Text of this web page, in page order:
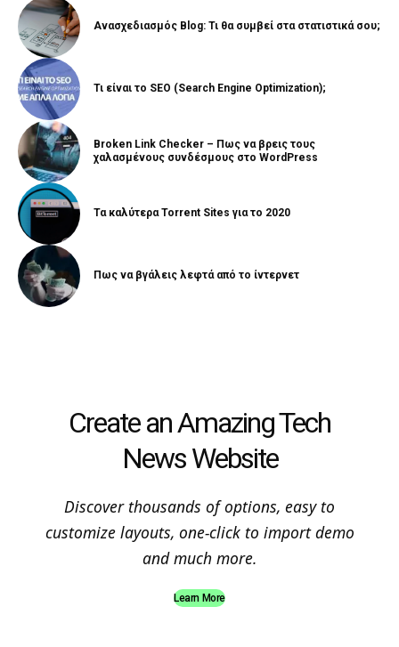
Ανασχεδιασμός Blog: Τι θα συμβεί στα στατιστικά σου;
Τι είναι το SEO (Search Engine Optimization);
Broken Link Checker – Πως να βρεις τους
χαλασμένους συνδέσμους στο WordPress
Τα καλύτερα Torrent Sites για το 2020
Πως να βγάλεις λεφτά από το ίντερνετ
Create an Amazing Tech
News Website
Discover thousands of options, easy to
customize layouts, one-click to import demo
and much more.
Learn More